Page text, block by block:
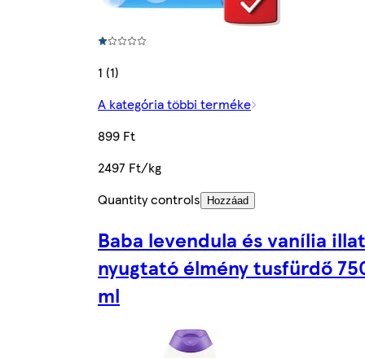
1 (1)
A kategória többi terméke
899 Ft
2497 Ft/kg
Quantity controls
Hozzáad
Baba levendula és vanília illat
nyugtató élmény tusfürdő
ml